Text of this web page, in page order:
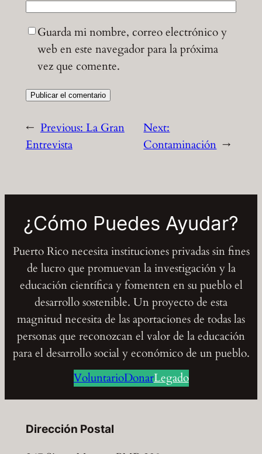
Guarda mi nombre, correo electrónico y
web en este navegador para la próxima
vez que comente.
← Previous:La Gran
Entrevista
Next:
Contaminación →
¿Cómo Puedes Ayudar?
Puerto Rico necesita instituciones privadas sin fines
de lucro que promuevan la investigación y la
educación científica y fomenten en su pueblo el
desarrollo sostenible. Un proyecto de esta
magnitud necesita de las aportaciones de todas las
personas que reconozcan el valor de la educación
para el desarrollo social y económico de un pueblo.
VoluntarioDonarLegado
Dirección Postal